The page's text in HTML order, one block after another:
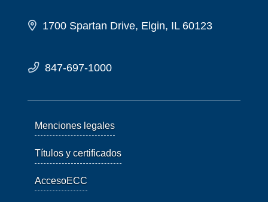
1700 Spartan Drive, Elgin, IL 60123
847-697-1000
Menciones legales
Títulos y certificados
AccesoECC